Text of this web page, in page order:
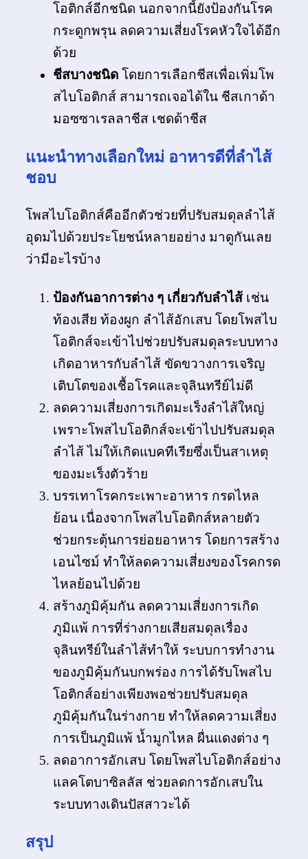
โอติกส์อีกชนิด นอกจากนี้ยังป้องกันโรค
กระดูกพรุน ลดความเสี่ยงโรคหัวใจได้อีก
ด้วย
ชีสบางชนิดโดยการเลือกชีสเพื่อเพิ่มโพ
สไบโอติกส์ สามารถเจอได้ใน ชีสเกาด้า
มอซซาเรลลาชีส เชดด้าชีส
แนะนำทางเลือกใหม่ อาหารดีที่ลำไส้
ชอบ
โพสไบโอติกส์คืออีกตัวช่วยที่ปรับสมดุลลำไส้
อุดมไปด้วยประโยชน์หลายอย่าง มาดูกันเลย
ว่ามีอะไรบ้าง
ป้องกันอาการต่าง ๆ เกี่ยวกับลำไส้ เช่น
ท้องเสีย ท้องผูก ลำไส้อักเสบ โดยโพสไบ
โอติกส์จะเข้าไปช่วยปรับสมดุลระบบทาง
เกิดอาหารกับลำไส้ ขัดขวางการเจริญ
เติบโตของเชื้อโรคและจุลินทรีย์ไม่ดี
ลดความเสี่ยงการเกิดมะเร็งลำไส้ใหญ่
เพราะโพสไบโอติกส์จะเข้าไปปรับสมดุล
ลำไส้ ไม่ให้เกิดแบคทีเรียซึ่งเป็นสาเหตุ
ของมะเร็งตัวร้าย
บรรเทาโรคกระเพาะอาหาร กรดไหล
ย้อน เนื่องจากโพสไบโอติกส์หลายตัว
ช่วยกระตุ้นการย่อยอาหาร โดยการสร้าง
เอนไซม์ ทำให้ลดความเสี่ยงของโรคกรด
ไหลย้อนไปด้วย
สร้างภูมิคุ้มกัน ลดความเสี่ยงการเกิด
ภูมิแพ้ การที่ร่างกายเสียสมดุลเรื่อง
จุลินทรีย์ในลำไส้ทำให้ ระบบการทำงาน
ของภูมิคุ้มกันบกพร่อง การได้รับโพสไบ
โอติกส์อย่างเพียงพอช่วยปรับสมดุล
ภูมิคุ้มกันในร่างกาย ทำให้ลดความเสี่ยง
การเป็นภูมิแพ้ น้ำมูกไหล ผื่นแดงต่าง ๆ
ลดอาการอักเสบ โดยโพสไบโอติกส์อย่าง
แลคโตบาซิลลัส ช่วยลดการอักเสบใน
ระบบทางเดินปัสสาวะได้
สรุป